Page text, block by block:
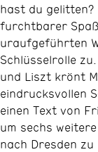
hast du
furchtbarer
uraufgeführten
Schlüsselrolle
und Liszt krönt
eindrucksvollen
einen Text von
um sechs
nach Dresden